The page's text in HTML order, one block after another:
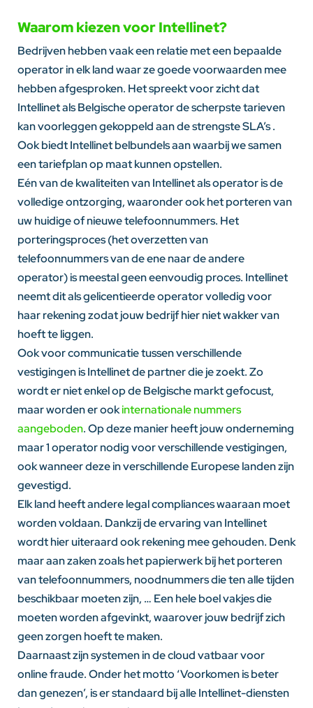
Waarom kiezen voor Intellinet?
Bedrijven hebben vaak een relatie met een bepaalde
operator in elk land waar ze goede voorwaarden mee
hebben afgesproken. Het spreekt voor zicht dat
Intellinet als Belgische operator de scherpste tarieven
kan voorleggen gekoppeld aan de strengste SLA’s .
Ook biedt Intellinet belbundels aan waarbij we samen
een tariefplan op maat kunnen opstellen.
Eén van de kwaliteiten van Intellinet als operator is de
volledige ontzorging, waaronder ook het porteren van
uw huidige of nieuwe telefoonnummers. Het
porteringsproces (het overzetten van
telefoonnummers van de ene naar de andere
operator) is meestal geen eenvoudig proces. Intellinet
neemt dit als gelicentieerde operator volledig voor
haar rekening zodat jouw bedrijf hier niet wakker van
hoeft te liggen.
Ook voor communicatie tussen verschillende
vestigingen is Intellinet de partner die je zoekt. Zo
wordt er niet enkel op de Belgische markt gefocust,
maar worden er ookinternationale nummers
aangeboden. Op deze manier heeft jouw onderneming
maar 1 operator nodig voor verschillende vestigingen,
ook wanneer deze in verschillende Europese landen zijn
gevestigd.
Elk land heeft andere legal compliances waaraan moet
worden voldaan. Dankzij de ervaring van Intellinet
wordt hier uiteraard ook rekening mee gehouden. Denk
maar aan zaken zoals het papierwerk bij het porteren
van telefoonnummers, noodnummers die ten alle tijden
beschikbaar moeten zijn, … Een hele boel vakjes die
moeten worden afgevinkt, waarover jouw bedrijf zich
geen zorgen hoeft te maken.
Daarnaast zijn systemen in de cloud vatbaar voor
online fraude. Onder het motto ‘Voorkomen is beter
dan genezen’, is er standaard bij alle Intellinet-diensten